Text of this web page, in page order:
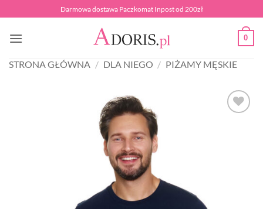
do
zawartości
Darmowa dostawa Paczkomat Inpost od 200zł
0
STRONA GŁÓWNA / DLA NIEGO / PIŻAMY MĘSKIE